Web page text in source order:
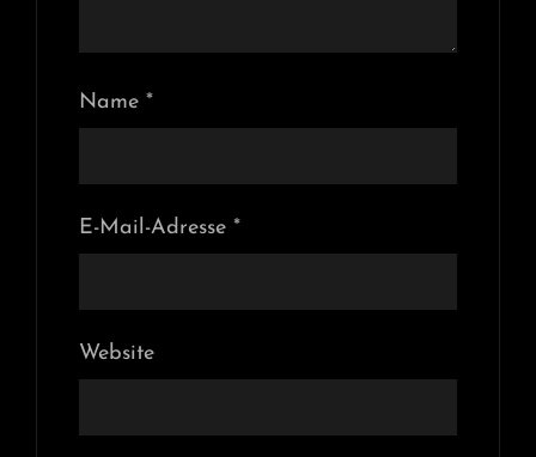
Name *
E-Mail-Adresse *
Website